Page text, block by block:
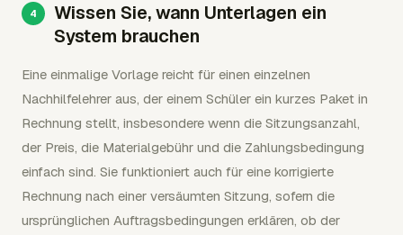
Wissen Sie, wann Unterlagen ein
System brauchen
Eine einmalige Vorlage reicht für einen einzelnen
Nachhilfelehrer aus, der einem Schüler ein kurzes Paket in
Rechnung stellt, insbesondere wenn die Sitzungsanzahl,
der Preis, die Materialgebühr und die Zahlungsbedingung
einfach sind. Sie funktioniert auch für eine korrigierte
Rechnung nach einer versäumten Sitzung, sofern die
ursprünglichen Auftragsbedingungen erklären, ob der